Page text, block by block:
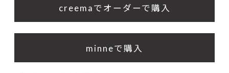
creemaでオーダーで購入
minneで購入